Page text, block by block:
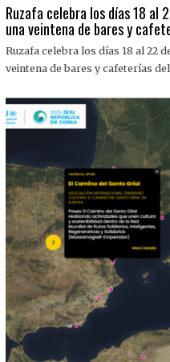
J
U
I
O
0
2
5
Ruzafa celebra los días 18 al
una veintena de bares y
Ruzafa celebra los días 18 al 22
veintena de bares y cafeterías del